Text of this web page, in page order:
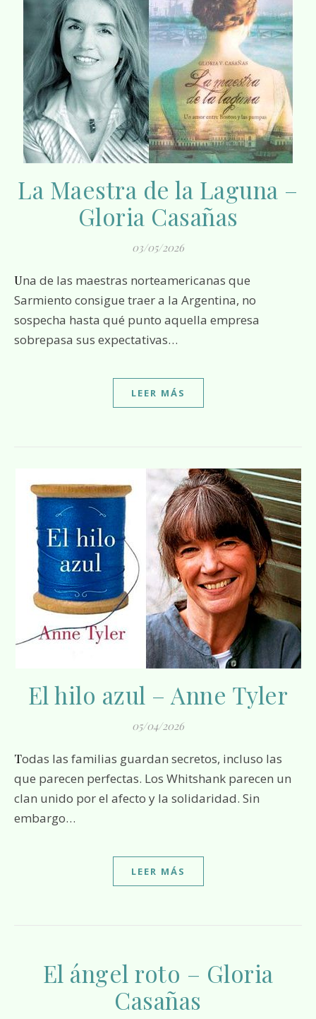
La Maestra de la Laguna –
Gloria Casañas
03/05/2026
Una de las maestras norteamericanas que
Sarmiento consigue traer a la Argentina, no
sospecha hasta qué punto aquella empresa
sobrepasa sus expectativas…
LEER MÁS
El hilo azul – Anne Tyler
05/04/2026
Todas las familias guardan secretos, incluso las
que parecen perfectas. Los Whitshank parecen un
clan unido por el afecto y la solidaridad. Sin
embargo…
LEER MÁS
El ángel roto – Gloria
Casañas